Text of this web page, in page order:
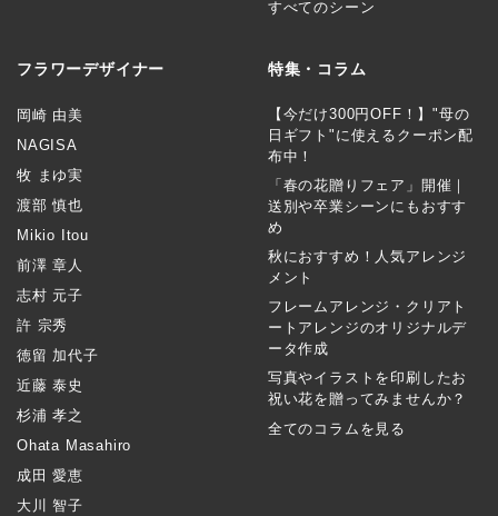
すべてのシーン
フラワーデザイナー
岡崎 由美
NAGISA
牧 まゆ実
渡部 慎也
Mikio Itou
前澤 章人
志村 元子
許 宗秀
徳留 加代子
近藤 泰史
杉浦 孝之
Ohata Masahiro
成田 愛恵
大川 智子
特集・コラム
【今だけ300円OFF！】"母の
日ギフト"に使えるクーポン配
布中！
「春の花贈りフェア」開催｜
送別や卒業シーンにもおすす
め
秋におすすめ！人気アレンジ
メント
フレームアレンジ・クリアト
ートアレンジのオリジナルデ
ータ作成
写真やイラストを印刷したお
祝い花を贈ってみませんか？
全てのコラムを見る